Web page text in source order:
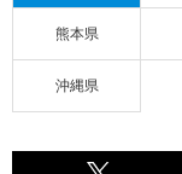
熊本県
沖縄県